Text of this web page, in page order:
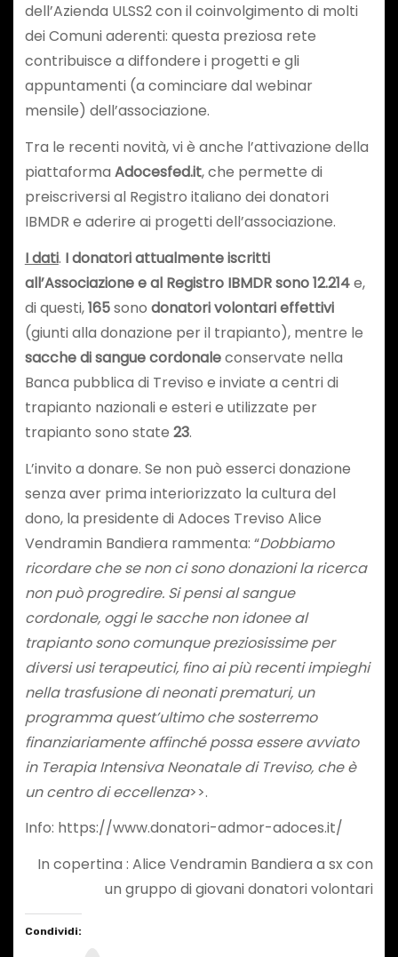
dell’Azienda ULSS2 con il coinvolgimento di molti
dei Comuni aderenti: questa preziosa rete
contribuisce a diffondere i progetti e gli
appuntamenti (a cominciare dal webinar
mensile) dell’associazione.
Tra le recenti novità, vi è anche l’attivazione della
piattaforma Adocesfed.it, che permette di
preiscriversi al Registro italiano dei donatori
IBMDR e aderire ai progetti dell’associazione.
I dati. I donatori attualmente iscritti
all’Associazione e al Registro IBMDR sono 12.214e,
di questi,165sono donatori volontari effettivi
(giunti alla donazione per il trapianto), mentre le
sacche di sangue cordonaleconservate nella
Banca pubblica di Treviso e inviate a centri di
trapianto nazionali e esteri e utilizzate per
trapianto sono state 23.
L’invito a donare. Se non può esserci donazione
senza aver prima interiorizzato la cultura del
dono, la presidente di Adoces Treviso Alice
Vendramin Bandiera rammenta: “Dobbiamo
ricordare chese non ci sono donazioni la ricerca
non può progredire. Si pensi al sangue
cordonale, oggi le sacche non idonee al
trapianto sono comunque preziosissime per
diversi usi terapeutici, fino ai più recentiimpieghi
nella trasfusione di neonati prematuri, un
programma quest’ultimo che sosterremo
finanziariamente affinché possa essere avviato
in Terapia Intensiva Neonatale di Treviso, che è
un centro di eccellenza>>.
Info: https://www.donatori-admor-adoces.it/
In copertina : Alice Vendramin Bandiera a sx con
un gruppo di giovani donatori volontari
Condividi: